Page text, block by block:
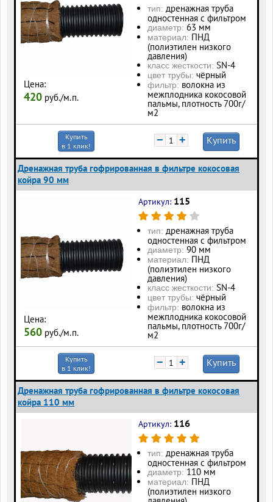
Цена:
420 руб./м.п.
тип: дренажная труба
одностенная с фильтром
диаметр: 63 мм
материал: ПНД
(полиэтилен низкого
давления)
класс жесткости: SN-4
цвет трубы: чёрный
фильтр: волокна из
межплодника кокосовой
пальмы, плотность 700г/
м2
Купить
в 1 клик!
− + Купить
Дренажная труба гофрированная в фильтре кокосовая
койра 90 мм
Цена:
560 руб./м.п.
Артикул: 115
тип: дренажная труба
одностенная с фильтром
диаметр: 90 мм
материал: ПНД
(полиэтилен низкого
давления)
класс жесткости: SN-4
цвет трубы: чёрный
фильтр: волокна из
межплодника кокосовой
пальмы, плотность 700г/
м2
Купить
в 1 клик!
− + Купить
Дренажная труба гофрированная в фильтре кокосовая
койра 110 мм
Артикул: 116
тип: дренажная труба
одностенная с фильтром
диаметр: 110 мм
материал: ПНД
(полиэтилен низкого